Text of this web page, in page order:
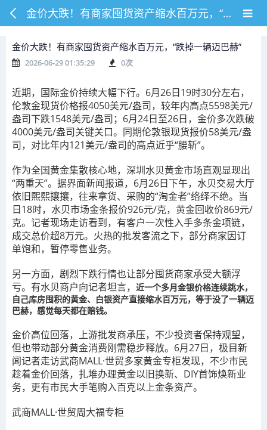
金价大跌！有商家囤货资产缩水百万元，“跌掉一辆迈巴赫”
金价大跌！有商家囤货资产缩水百万元，“跌掉一辆迈巴赫”
2026-06-29 01:35:29 0次
近期，国际金价持续大幅下行。6月26日19时30分左右，
伦敦金现货价格报4050美元/盎司，较年内高点5598美元/
盎司下跌1548美元/盎司；6月24日至26日，金价多次跌破
4000美元/盎司关键关口。同期伦敦银现货报价58美元/盎
司，对比年内121美元/盎司的高点近乎“腰斩”。
作为全国黄金集散核心地，深圳水贝黄金市场直观显现出
“两重天”。据界面新闻报道，6月26日下午，水贝交易大厅
依旧熙熙攘攘，往来拿货、采购的“淘金者”络绎不绝。当
日18时，水贝市场金条报价926元/克，黄金回收价869元/
克。记者现场走访看到，有客户一次性入手多条金项链，
成交总价超8万元。火热的批发客流之下，部分商家因订
单饱和，暂停零售业务。
另一方面，剧烈下跌行情也让部分囤货商家承受大额浮
亏。有水贝商户向记者坦言， 近一个多月金银价格连续跳水，
自己库房囤积的黄金、白银资产直接缩水百万元，等于没了一辆迈
巴赫，感觉每天都在赔钱。
金价高位回落，上游批发商承压，不少投资者保持观望，
但也带动部分黄金消费刚需稳步释放。6月27日，极目新
闻记者走访武商MALL·世贸多家黄金专柜发现，不少市民
趁着金价回落，扎堆办理黄金以旧换新、DIY首饰焕新业
务，更有市民大手笔购入百克以上金条资产。
武商MALL·世贸周大福专柜